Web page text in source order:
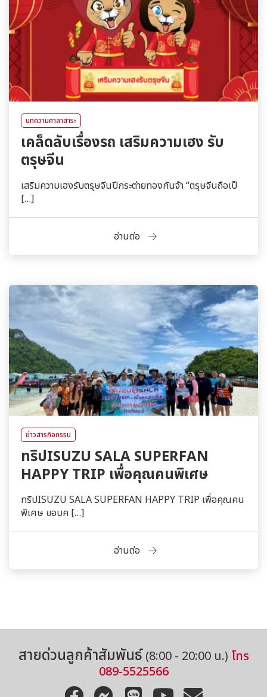
บทความศาลาสาระ
เคล็ดลับเรื่องรถ เสริมความเฮง รับ
ตรุษจีน
เสริมความเฮงรับตรุษจีนปีกระต่ายทองกันจ้า “ตรุษจีนถือเป็
[…]
อ่านต่อ
ข่าวสารกิจกรรม
ทริปISUZU SALA SUPERFAN
HAPPY TRIP เพื่อคุณคนพิเศษ
ทริปISUZU SALA SUPERFAN HAPPY TRIP เพื่อคุณคน
พิเศษ ขอบค […]
อ่านต่อ
สายด่วนลูกค้าสัมพันธ์ (8:00 - 20:00 น.) โทร
089-5525566